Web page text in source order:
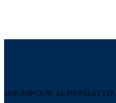
SUSCRIPCIÓN AL NEWSLETTER